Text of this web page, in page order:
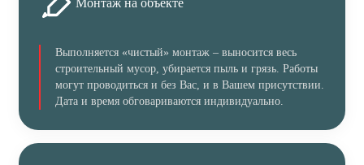
Выполняется «чистый» монтаж – выносится весь
строительный мусор, убирается пыль и грязь. Работы
могут проводиться и без Вас, и в Вашем присутствии.
Дата и время обговариваются индивидуально.